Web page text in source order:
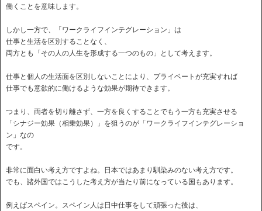
働くことを意味します。
しかし一方で、「ワークライフインテグレーション」は
仕事と生活を区別することなく、
両方とも「その人の人生を形成する一つのもの」として考えます。
仕事と個人の生活面を区別しないことにより、プライベートが充実すれば
仕事でも意欲的に働けるような効果が期待できます。
つまり、両者を切り離さず、一方を良くすることでもう一方も充実させる
「シナジー効果（相乗効果）」を狙うのが「ワークライフインテグレーショ
ン」なの
です。
非常に面白い考え方ですよね。日本ではあまり馴染みのない考え方です。
でも、諸外国ではこうした考え方が当たり前になっている国もあります。
例えばスペイン。スペイン人は日中仕事をして頑張った後は、